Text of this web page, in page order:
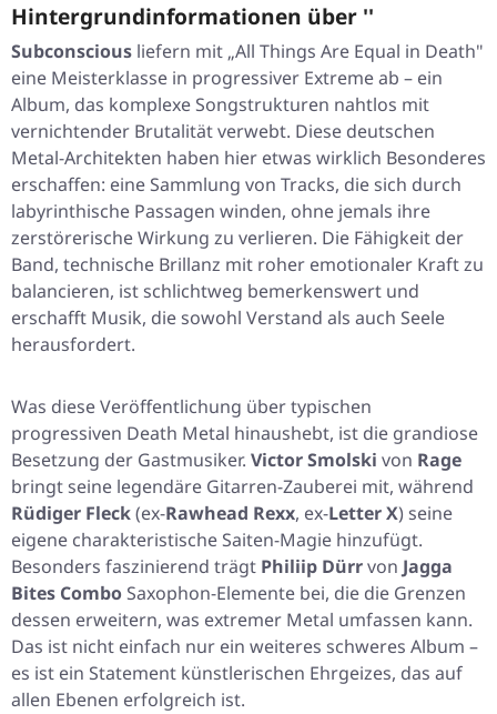
Hintergrundinformationen über ''
Subconscious liefern mit „All Things Are Equal in Death"
eine Meisterklasse in progressiver Extreme ab – ein
Album, das komplexe Songstrukturen nahtlos mit
vernichtender Brutalität verwebt. Diese deutschen
Metal-Architekten haben hier etwas wirklich Besonderes
erschaffen: eine Sammlung von Tracks, die sich durch
labyrinthische Passagen winden, ohne jemals ihre
zerstörerische Wirkung zu verlieren. Die Fähigkeit der
Band, technische Brillanz mit roher emotionaler Kraft zu
balancieren, ist schlichtweg bemerkenswert und
erschafft Musik, die sowohl Verstand als auch Seele
herausfordert.
Was diese Veröffentlichung über typischen
progressiven Death Metal hinaushebt, ist die grandiose
Besetzung der Gastmusiker. Victor Smolski von Rage
bringt seine legendäre Gitarren-Zauberei mit, während
Rüdiger Fleck(ex-Rawhead Rexx, ex-Letter X) seine
eigene charakteristische Saiten-Magie hinzufügt.
Besonders faszinierend trägt Philiip Dürrvon Jagga
Bites Combo Saxophon-Elemente bei, die die Grenzen
dessen erweitern, was extremer Metal umfassen kann.
Das ist nicht einfach nur ein weiteres schweres Album –
es ist ein Statement künstlerischen Ehrgeizes, das auf
allen Ebenen erfolgreich ist.